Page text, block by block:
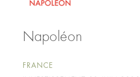
Napoléon
FRANCE